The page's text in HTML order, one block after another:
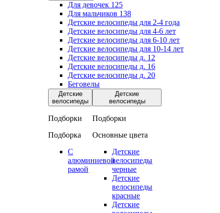
Для девочек 125
Для мальчиков 138
Детские велосипеды для 2-4 года
Детские велосипеды для 4-6 лет
Детские велосипеды для 6-10 лет
Детские велосипеды для 10-14 лет
Детские велосипеды д. 12
Детские велосипеды д. 16
Детские велосипеды д. 20
Беговелы
Детские
велосипеды
Подборки
Подборка
С
алюминиевой
рамой
Детские
велосипеды
Подборки
Основные цвета
Детские
велосипеды
черные
Детские
велосипеды
красные
Детские